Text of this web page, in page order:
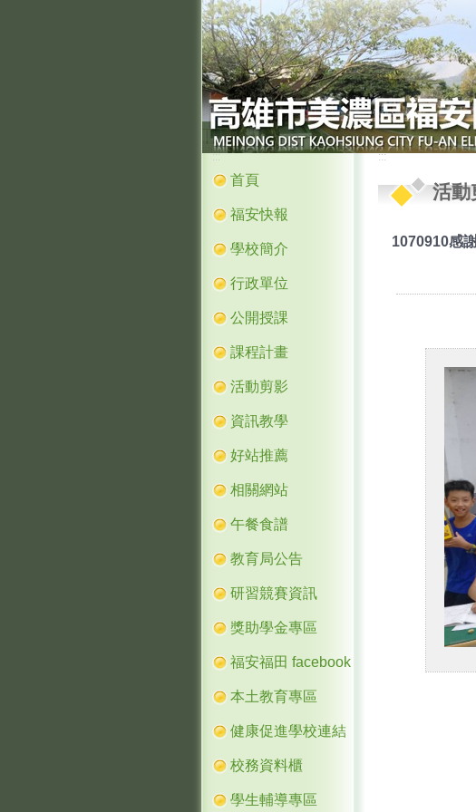
:::
首頁
福安快報
學校簡介
行政單位
公開授課
課程計畫
活動剪影
資訊教學
好站推薦
相關網站
午餐食譜
教育局公告
研習競賽資訊
獎助學金專區
福安福田 facebook
本土教育專區
健康促進學校連結
校務資料櫃
學生輔導專區
:::
活動
1070910感